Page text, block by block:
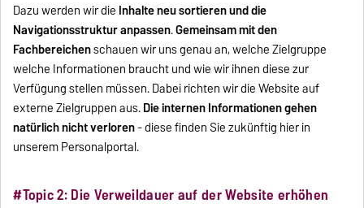
Dazu werden wir die Inhalte neu sortieren und die
Navigationsstruktur anpassen.Gemeinsam mit den
Fachbereichenschauen wir uns genau an, welche Zielgruppe
welche Informationen braucht und wie wir ihnen diese zur
Verfügung stellen müssen. Dabei richten wir die Website auf
externe Zielgruppen aus.Die internen Informationen gehen
natürlich nicht verloren- diese finden Sie zukünftig hier in
unserem Personalportal.
#Topic 2: Die Verweildauer auf der Website erhöhen